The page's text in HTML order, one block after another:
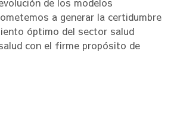
a generar la certidumbre
óptimo del sector salud
con el firme propósito de